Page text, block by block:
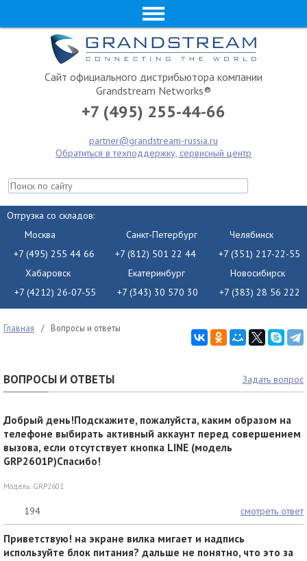
Сайт официального дистрибьютора компании
Grandstream Networks®
+7 (495) 255-44-66
partner@grandstream-russia.ru
Обратиться в техподдержку, сервисный центр
Отгрузка со складов:
Москва
+7 (495) 255 44 66
Санкт-Петербург
+7 (812) 501 22 44
Челябинск
+7 (351) 217-22-55
Хабаровск
+7 (4212) 26-07-55
Екатеринбург
+7 (343) 30 570 30
Новосибирск
+7 (383) 28 56 222
Главная / Вопросы и ответы
ВОПРОСЫ И ОТВЕТЫ Задать вопрос
Добрый день!Подскажите, пожалуйста, каким образом на
телефоне выбирать активный аккаунт перед совершением
вызова, если отсутствует кнопка LINE (модель
GRP2601P)Спасибо!
Модель: GRP2601
194 смотреть ответ
Приветствую! на экране вилка мигает и надпись
используйте блок питания? дальше не понятно, что это за